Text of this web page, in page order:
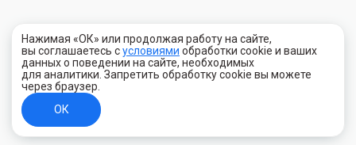
Нажимая «ОК» или продолжая работу на сайте,
вы соглашаетесь сусловиями обработки cookie и ваших
данных о поведении на сайте, необходимых
для аналитики. Запретить обработку cookie вы можете
через браузер.
ОК